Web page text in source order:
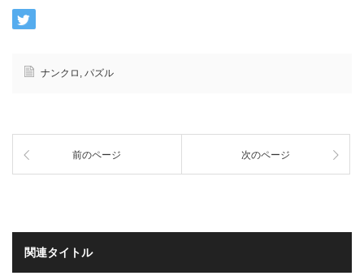
ナンクロ , パズル
前のページ 次のページ
関連タイトル